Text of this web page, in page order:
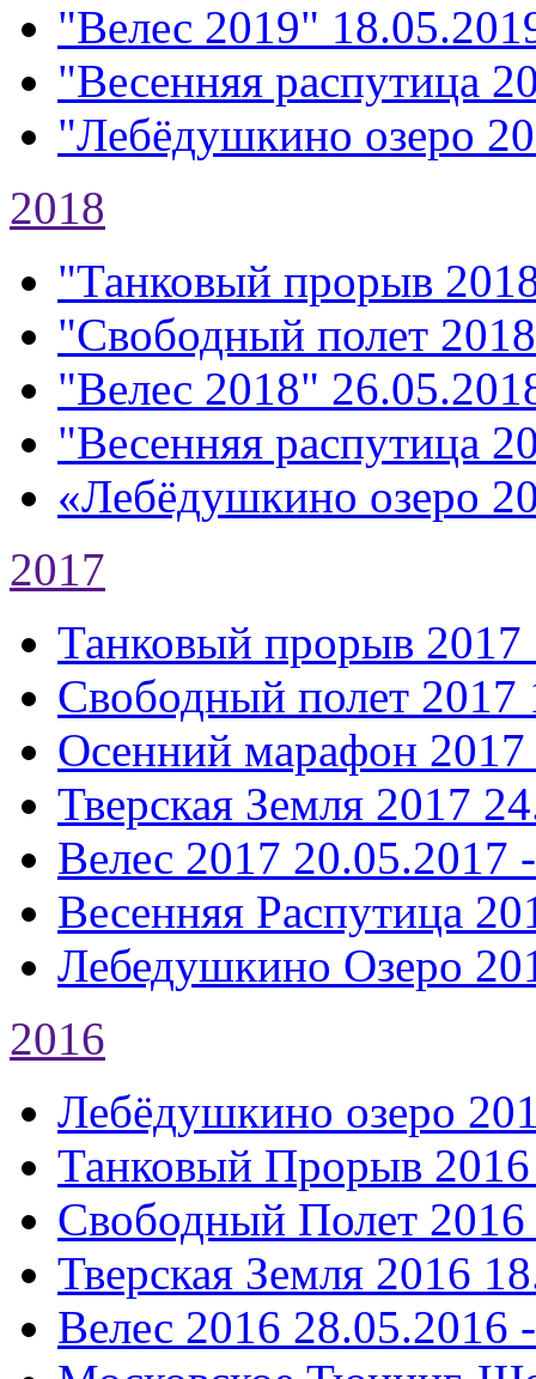
"Велес 2019"
"Весенняя распутица
"Лебёдушкино озеро
2018
"Танковый прорыв
"Свободный полет
"Велес 2018"
"Весенняя распутица
«Лебёдушкино озеро
2017
Танковый прорыв 2017
Свободный полет 2017
Осенний марафон 2017
Тверская Земля 2017
Велес 2017 20.05.2017
Весенняя Распутица
Лебедушкино Озеро
2016
Лебёдушкино озеро
Танковый Прорыв 2016
Свободный Полет 2016
Тверская Земля 2016
Велес 2016 28.05.2016